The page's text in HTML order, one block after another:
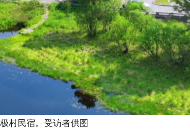
村民宿。受访者供图